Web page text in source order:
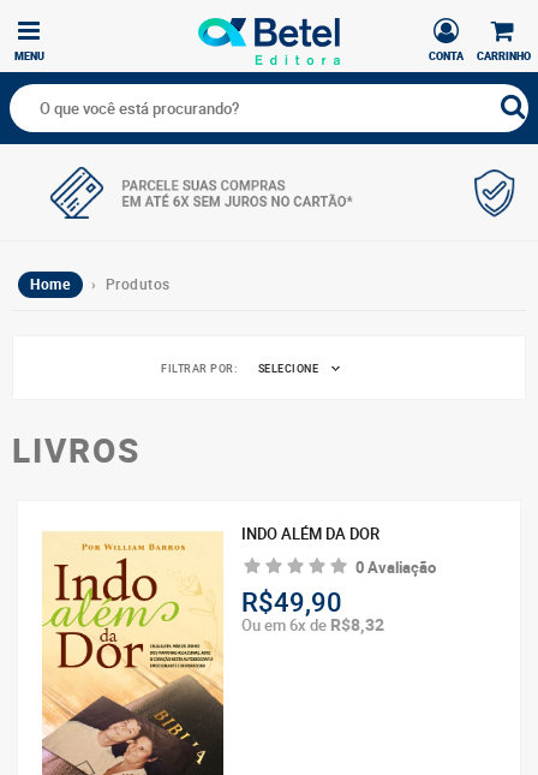
CARRINHO
CONTA
MENU
Home › Produtos
FILTRAR POR: SELECIONE
LIVROS
INDO ALÉM DA DOR
0 Avaliação
R$49,90
Ou em 6x de R$8,32